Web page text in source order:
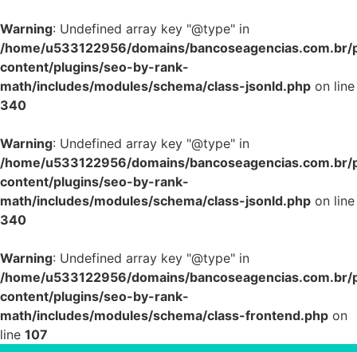
Warning: Undefined array key "@type" in
/home/u533122956/domains/
content/plugins/seo-by-rank-
math/includes/modules/schema/class-jsonld.php on line
340
Warning: Undefined array key "@type" in
/home/u533122956/domains/
content/plugins/seo-by-rank-
math/includes/modules/schema/class-jsonld.php on line
340
Warning: Undefined array key "@type" in
/home/u533122956/domains/
content/plugins/seo-by-rank-
math/includes/modules/schema/class-frontend.php on
line 107